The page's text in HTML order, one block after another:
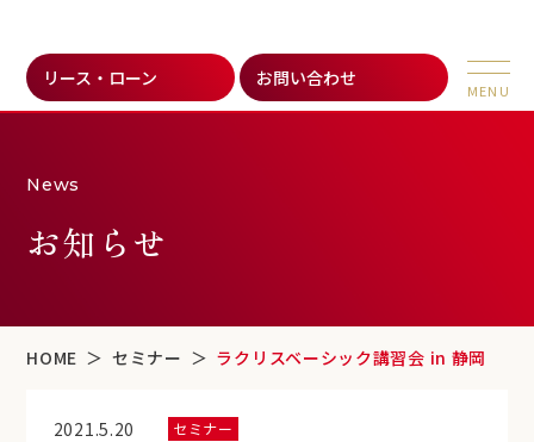
リース・ローン お問い合わせ
News
お知らせ
HOME セミナー ラクリスベーシック講習会 in 静岡
2021.5.20 セミナー